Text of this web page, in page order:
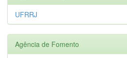
UFRRJ
Agência de Fomento